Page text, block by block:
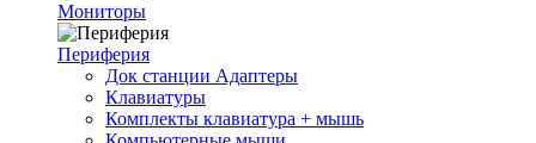
Мониторы
Периферия
Док станции Адаптеры
Клавиатуры
Комплекты клавиатура + мышь